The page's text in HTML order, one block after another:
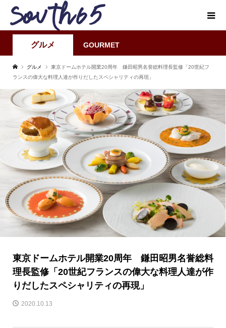
グルメ GOURMET
グルメ
東京ドームホテル開業20周年 鎌田昭男名誉総料理長監修「20世紀フ
ランスの偉大な料理人達が作りだしたスペシャリティの再現」
東京ドームホテル開業20周年 鎌田昭男名誉総料
理長監修「20世紀フランスの偉大な料理人達が作
りだしたスペシャリティの再現」
2020.10.13